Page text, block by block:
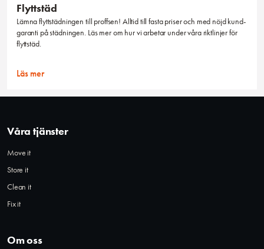
Flyttstäd
Lämna flyttstädningen till proffsen! Alltid till fasta priser och med nöjd kund-
garanti på städningen. Läs mer om hur vi arbetar under våra riktlinjer för
flyttstäd.
Läs mer
Våra tjänster
Move it
Store it
Clean it
Fix it
Om oss